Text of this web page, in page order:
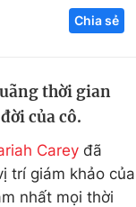
Công nghệ
Sản phẩm
Tư vấn
Chia sẻ
thời gian
của cô.
Carey đã
trí giám khảo của
nhất mọi thời